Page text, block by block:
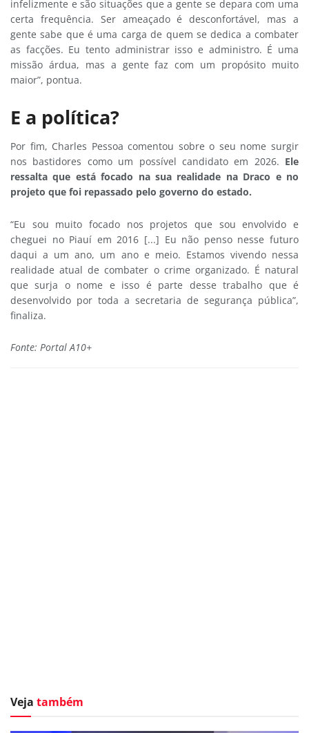
infelizmente e são situações que a gente se depara com uma
certa frequência. Ser ameaçado é desconfortável, mas a
gente sabe que é uma carga de quem se dedica a combater
as facções. Eu tento administrar isso e administro. É uma
missão árdua, mas a gente faz com um propósito muito
maior”, pontua.
E a política?
Por fim, Charles Pessoa comentou sobre o seu nome surgir
nos bastidores como um possível candidato em 2026. Ele
ressalta que está focado na sua realidade na Draco e no
projeto que foi repassado pelo governo do estado.
“Eu sou muito focado nos projetos que sou envolvido e
cheguei no Piauí em 2016 [...] Eu não penso nesse futuro
daqui a um ano, um ano e meio. Estamos vivendo nessa
realidade atual de combater o crime organizado. É natural
que surja o nome e isso é parte desse trabalho que é
desenvolvido por toda a secretaria de segurança pública”,
finaliza.
Fonte: Portal A10+
Veja também